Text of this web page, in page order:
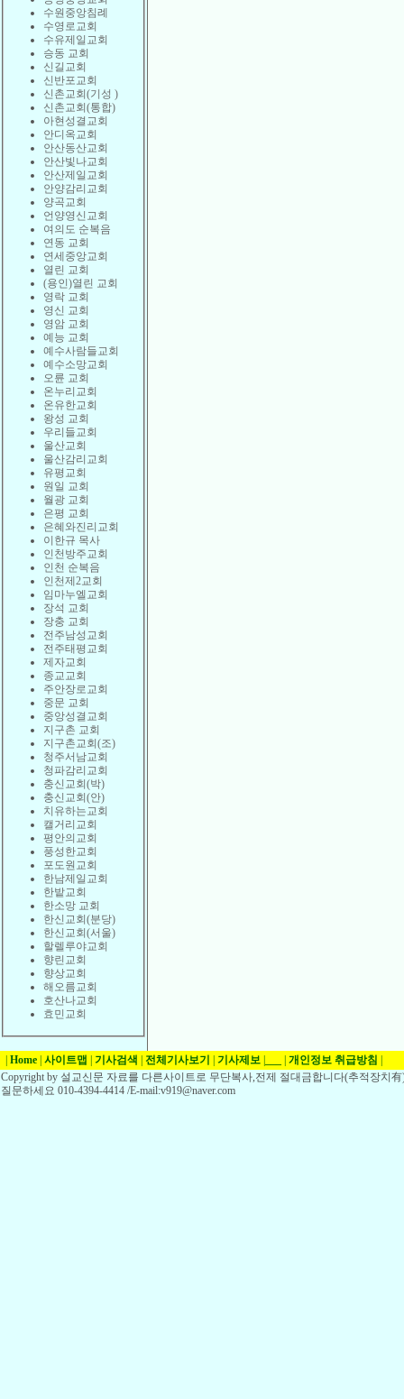
수원중앙침례
수영로교회
수유제일교회
승동 교회
신길교회
신반포교회
신촌교회(기성 )
신촌교회(통합)
아현성결교회
안디옥교회
안산동산교회
안산빛나교회
안산제일교회
안양감리교회
양곡교회
언양영신교회
여의도 순복음
연동 교회
연세중앙교회
열린 교회
(용인)열린 교회
영락 교회
영신 교회
영암 교회
예능 교회
예수사람들교회
예수소망교회
오륜 교회
온누리교회
온유한교회
왕성 교회
우리들교회
울산교회
울산감리교회
유평교회
원일 교회
월광 교회
은평 교회
은혜와진리교회
이한규 목사
인천방주교회
인천 순복음
인천제2교회
임마누엘교회
장석 교회
장충 교회
전주남성교회
전주태평교회
제자교회
종교교회
주안장로교회
중문 교회
중앙성결교회
지구촌 교회
지구촌교회(조)
청주서남교회
청파감리교회
충신교회(박)
충신교회(안)
치유하는교회
캘거리교회
평안의교회
풍성한교회
포도원교회
한남제일교회
한밭교회
한소망 교회
한신교회(분당)
한신교회(서울)
할렐루야교회
향린교회
향상교회
해오름교회
호산나교회
효민교회
Home 사이트맵 기사검색 전체기사보기 기사제보 개인정보 취급방침
Copyright by 설교신문 자료를 다른사이트로 무단복사,전제 절대금합니다(추적장치
질문하세요 010-4394-4414 /E-mail:v919@naver.com